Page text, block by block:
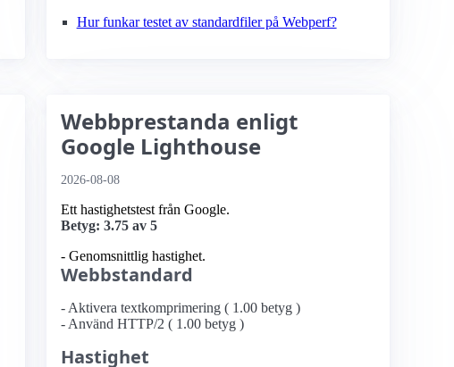
Hur funkar testet av standardfiler på Webperf?
Webbprestanda enligt
Google Lighthouse
2026-08-08
Ett hastighetstest från Google.
Betyg: 3.75 av 5
- Genomsnittlig hastighet.
Webbstandard
- Aktivera textkomprimering ( 1.00 betyg )
- Använd HTTP/2 ( 1.00 betyg )
Hastighet